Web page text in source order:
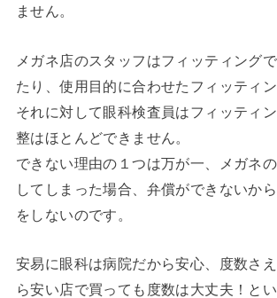
ません。
メガネ店のスタッフはフィッティング
たり、使用目的に合わせたフィッティン
それに対して眼科検査員はフィッティ
整はほとんどできません。
できない理由の１つは万が一、メガネ
してしまった場合、弁償ができないか
をしないのです。
安易に眼科は病院だから安心、度数さ
ら安い店で買っても度数は大丈夫！と